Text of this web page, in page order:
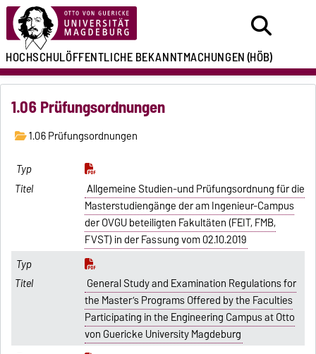
HOCHSCHULÖFFENTLICHEBEKANNTMACHUNGEN(HÖB)
1.06 Prüfungsordnungen
1.06 Prüfungsordnungen
Allgemeine Studien-und Prüfungsordnung für die
Masterstudiengänge der am Ingenieur-Campus
der OVGU beteiligten Fakultäten (FEIT, FMB,
FVST) in der Fassung vom 02.10.2019
General Study and Examination Regulations for
the Master’s Programs Offered by the Faculties
Participating in the Engineering Campus at Otto
von Guericke University Magdeburg